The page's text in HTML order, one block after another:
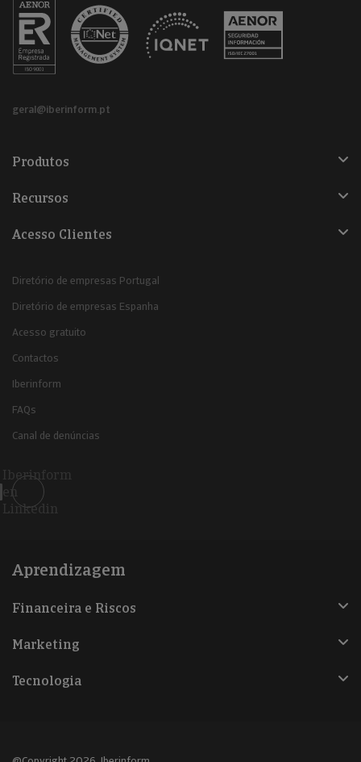
geral@iberinform.pt
Produtos
Recursos
Acesso Clientes
Diretório de empresas Portugal
Diretório de empresas Espanha
Acesso gratuito
Contactos
Iberinform
FAQs
Canal de denúncias
Iberinform
en
Linkedin
Aprendizagem
Financeira e Riscos
Marketing
Tecnologia